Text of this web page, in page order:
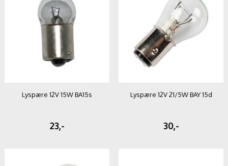
Lyspære 12V 15W BA15s
23,-
Lyspære 12V 21/5W BAY 15d
30,-